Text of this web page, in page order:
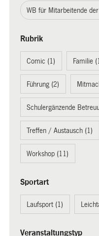
WB für Mitarbeitende
Rubrik
Comic (1) Familie
Führung (2)
Schulergänzende
Treffen / Austausch (1)
Workshop (11)
Sportart
Laufsport (1)
Veranstaltungstyp